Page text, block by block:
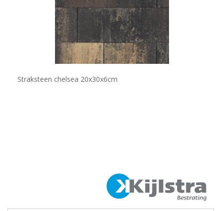
Straksteen chelsea 20x30x6cm